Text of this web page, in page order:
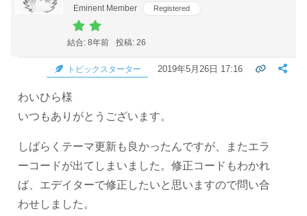
Eminent Member
Registered
結合: 8年前 投稿: 26
トピックスターター 2019年5月26日 17:16
わいひら様
いつもありがとうございます。
しばらくテーマ更新も良かったんですが、またエラ
ーコードが出てしまいました。修正コードもわかれ
ば、エデイターで修正したいと思いますので問い合
わせしました。